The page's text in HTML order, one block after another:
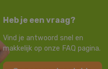
Heb je een vraag?
Vind je antwoord snel en
makkelijk op onze FAQ pagina.